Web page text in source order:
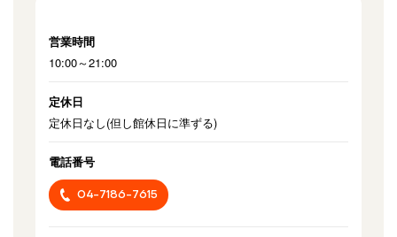
営業時間
10:00～21:00
定休日
定休日なし(但し館休日に準ずる)
電話番号
04-7186-7615